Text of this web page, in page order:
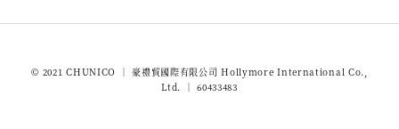
© 2021 CHUNICO ｜ 豪禮貿國際有限公司 Hollymore International Co.,
Ltd. ｜ 60433483